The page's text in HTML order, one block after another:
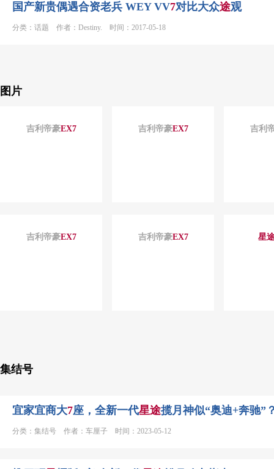
国产新贵偶遇合资老兵 WEY VV7对比大众途观
分类：话题 作者：Destiny. 时间：2017-05-18
图片
吉利帝豪EX7 吉利帝豪EX7 吉利
吉利帝豪EX7 吉利帝豪EX7 星
集结号
宜家宜商大7座，全新一代星途揽月神似“奥迪+奔驰”
分类：集结号 作者：车厘子 时间：2023-05-12